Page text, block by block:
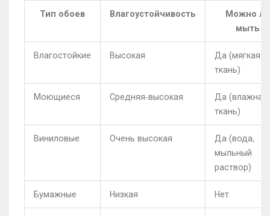
Тип обоев Влагоустойчивость
Можно ли
мыть
Влагостойкие Высокая
Да (мягкая
ткань)
Моющиеся Средняя‑высокая
Да (влажная
ткань)
Виниловые Очень высокая
Да (вода,
мыльный
раствор)
Бумажные Низкая Нет